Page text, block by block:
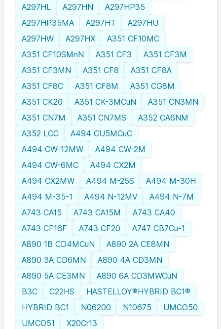
A297HL
A297HN
A297HP35
A297HP35MA
A297HT
A297HU
A297HW
A297HX
A351 CF10MC
A351 CF10SMnN
A351 CF3
A351 CF3M
A351 CF3MN
A351 CF8
A351 CF8A
A351 CF8C
A351 CF8M
A351 CG8M
A351 CK20
A351 CK-3MCuN
A351 CN3MN
A351 CN7M
A351 CN7MS
A352 CA6NM
A352 LCC
A494 CU5MCuC
A494 CW-12MW
A494 CW-2M
A494 CW-6MC
A494 CX2M
A494 CX2MW
A494 M-25S
A494 M-30H
A494 M-35-1
A494 N-12MV
A494 N-7M
A743 CA15
A743 CA15M
A743 CA40
A743 CF16F
A743 CF20
A747 CB7Cu-1
A890 1B CD4MCuN
A890 2A CE8MN
A890 3A CD6MN
A890 4A CD3MN
A890 5A CE3MN
A890 6A CD3MWCuN
B3C
C22HS
HASTELLOY®HYBRID BC1®
HYBRID BC1
N06200 N10675
UMCO50
UMCO51
X20Cr13